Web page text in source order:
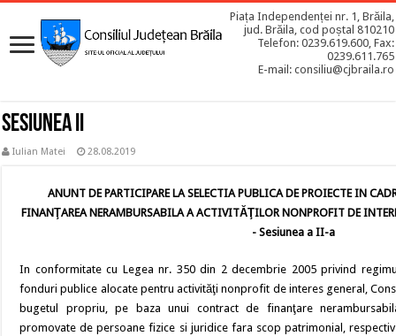
Piața Independenței nr. 1, Brăila,
jud. Brăila, cod poștal 810210
Telefon: 0239.619.600, Fax:
0239.611.765
E-mail: consiliu@cjbraila.ro
Sesiunea II
Iulian Matei 28.08.2019
ANUNT DE PARTICIPARE LA SELECTIA PUBLICA DE PROIECTE IN
FINANŢAREA NERAMBURSABILA A ACTIVITĂŢILOR NONPROFIT DE
- Sesiunea a II-a
In conformitate cu Legea nr. 350 din 2 decembrie 2005 privind
fonduri publice alocate pentru activităţi nonprofit de interes general,
bugetul propriu, pe baza unui contract de finanţare
promovate de persoane fizice si juridice fara scop patrimonial,